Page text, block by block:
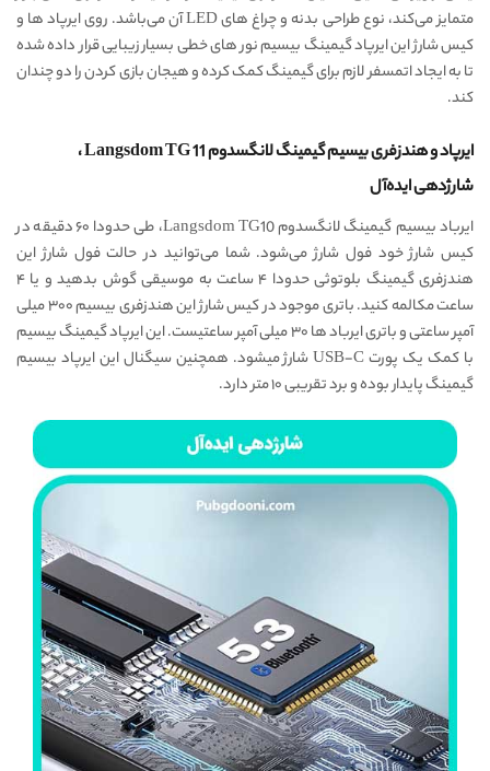
متمایز می‌کند، نوع طراحی بدنه و چراغ های LED آن می‌باشد. روی ایرپاد ها و
کیس شارژ این ایرپاد گیمینگ بیسیم نور های خطی بسیار زیبایی قرار داده شده
تا به ایجاد اتمسفر لازم برای گیمینگ کمک کرده و هیجان بازی کردن را دو چندان
کند.
ایرپاد و هندزفری بیسیم گیمینگ لانگسدوم Langsdom TG 11 ،
شارژدهی ایده‌‌آل
ایرباد بیسیم گیمینگ لانگسدوم Langsdom TG10، طی حدودا ۶۰ دقیقه در
کیس شارژ خود فول شارژ می‌شود. شما می‌توانید در حالت فول شارژ این
هندزفری گیمینگ بلوتوثی حدودا ۴ ساعت به موسیقی گوش بدهید و یا ۴
ساعت مکالمه کنید. باتری موجود در کیس شارژ این هندزفری بیسیم ۳۰۰ میلی
آمپر ساعتی و باتری ایرباد ها ۳۰ میلی آمپر ساعتیست. این ایرپاد گیمینگ بیسیم
با کمک یک پورت USB-C شارژ میشود. همچنین سیگنال این ایرپاد بیسیم
گیمینگ پایدار بوده و برد تقریبی ۱۰ متر دارد.